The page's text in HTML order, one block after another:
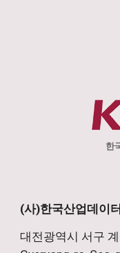
한
(사)한국산업데이
대전광역시 서구